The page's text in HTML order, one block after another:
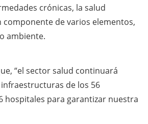
crónicas, la salud
componente de varios elementos,
ambiente.
“el sector salud continuará
de los 56
hospitales para garantizar nuestra